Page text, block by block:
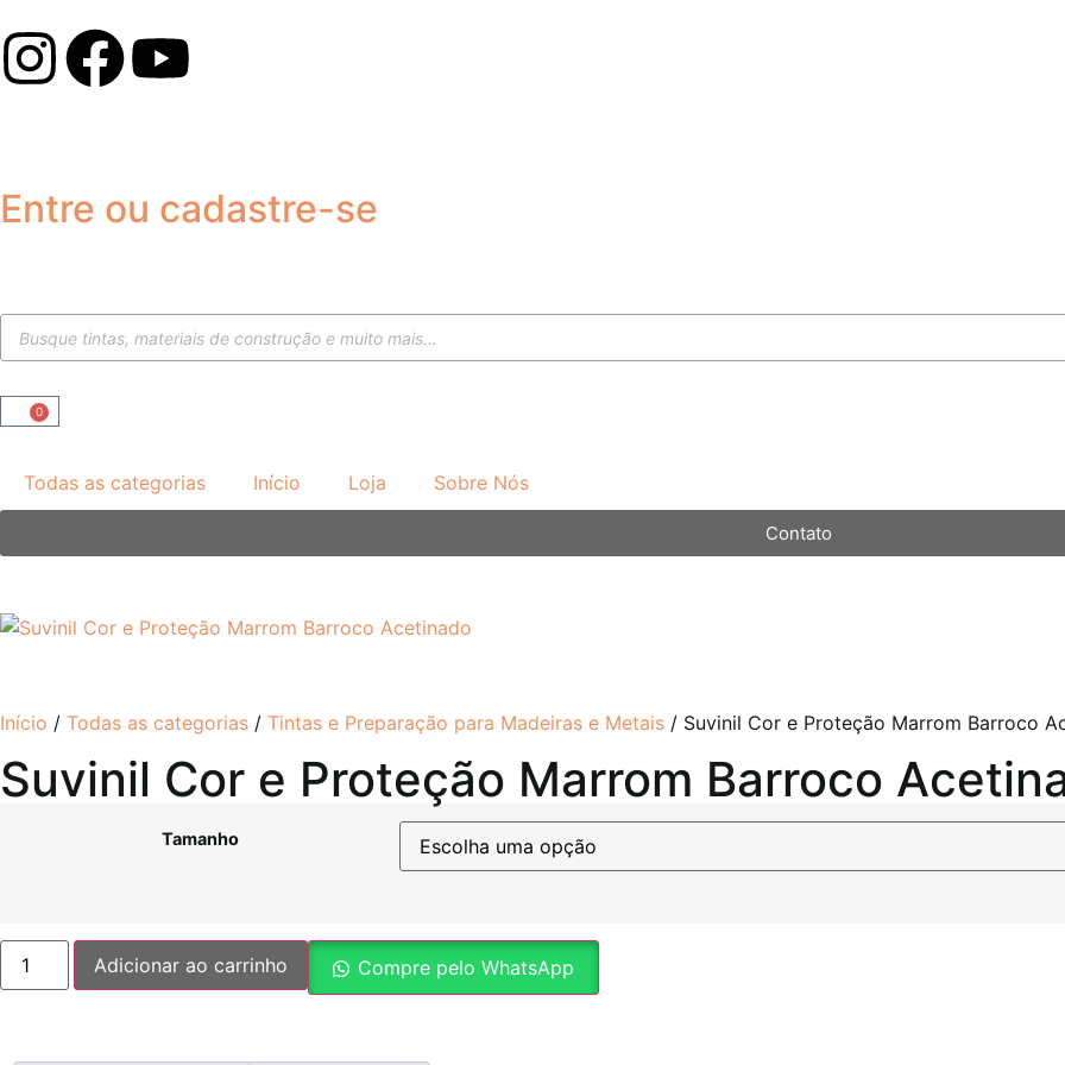
Entre ou cadastre-se
0
Todas as categorias Início Loja Sobre Nós
Contato
Início / Todas as categorias / Tintas e Preparação para Madeiras e Metais / Suvinil Cor e Proteção Marrom Barroco
Suvinil Cor e Proteção Marrom Barroco
Tamanho
Adicionar ao carrinho Compre pelo WhatsApp